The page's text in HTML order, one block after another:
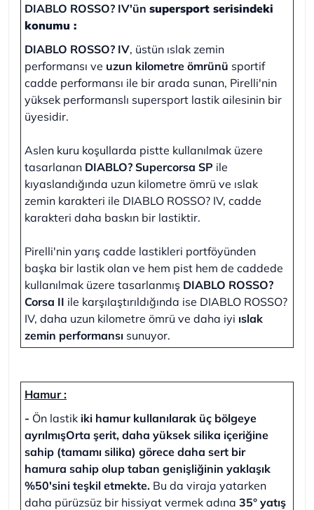
DIABLO ROSSO? IV'ün supersport serisindeki
konumu :
DIABLO ROSSO? IV, üstün ıslak zemin
performansı ve uzun kilometre ömrünü sportif
cadde performansı ile bir arada sunan, Pirelli'nin
yüksek performanslı supersport lastik ailesinin bir
üyesidir.
Aslen kuru koşullarda pistte kullanılmak üzere
tasarlanan DIABLO? Supercorsa SP ile
kıyaslandığında uzun kilometre ömrü ve ıslak
zemin karakteri ile DIABLO ROSSO? IV, cadde
karakteri daha baskın bir lastiktir.
Pirelli'nin yarış cadde lastikleri portföyünden
başka bir lastik olan ve hem pist hem de caddede
kullanılmak üzere tasarlanmış DIABLO ROSSO?
Corsa II ile karşılaştırıldığında ise DIABLO ROSSO?
IV, daha uzun kilometre ömrü ve daha iyi ıslak
zemin performansı sunuyor.
Hamur :
- Ön lastik iki hamur kullanılarak üç bölgeye
ayrılmışOrta şerit, daha yüksek silika içeriğine
sahip (tamamı silika) görece daha sert bir
hamura sahip olup taban genişliğinin yaklaşık
%50'sini teşkil etmekte. Bu da viraja yatarken
daha pürüzsüz bir hissiyat vermek adına 35° yatış